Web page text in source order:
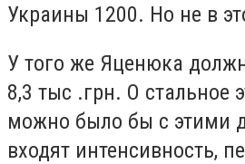
Украины 1200. Но не в
У того же Яценюка
8,3 тыс .грн. О стальное
можно было бы с этими
входят интенсивность,